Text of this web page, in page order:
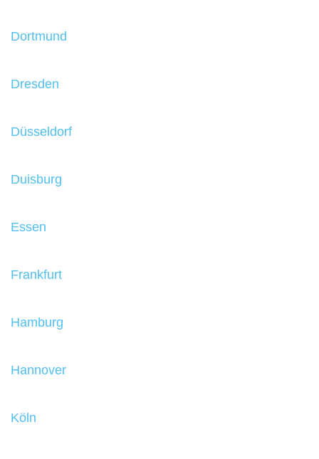
Dortmund
Dresden
Düsseldorf
Duisburg
Essen
Frankfurt
Hamburg
Hannover
Köln